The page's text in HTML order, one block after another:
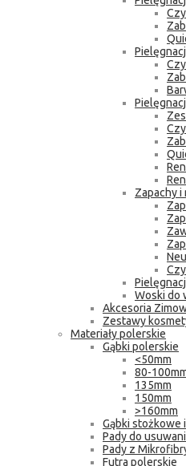
Zapachy
Woski do
Akcesoria
Zestawy
Materiały polerskie
Gąbki polerskie
<50mm
80-
135mm
150mm
>160mm
Gąbki stożkowe
Pady do
Pady z
Futra polerskie